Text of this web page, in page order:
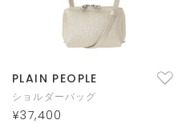
PLAIN PEOPLE
ショルダーバッグ
¥37,400